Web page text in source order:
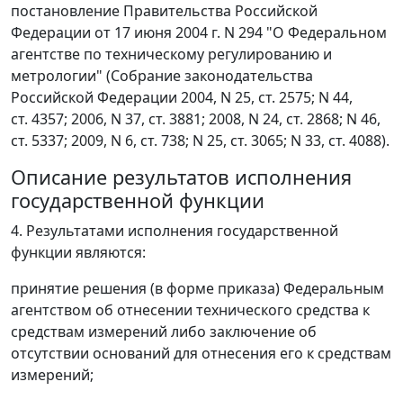
постановление Правительства Российской
Федерации от 17 июня 2004 г. N 294 "О Федеральном
агентстве по техническому регулированию и
метрологии" (Собрание законодательства
Российской Федерации 2004, N 25, ст. 2575; N 44,
ст. 4357; 2006, N 37, ст. 3881; 2008, N 24, ст. 2868; N 46,
ст. 5337; 2009, N 6, ст. 738; N 25, ст. 3065; N 33, ст. 4088).
Описание результатов исполнения
государственной функции
4. Результатами исполнения государственной
функции являются:
принятие решения (в форме приказа) Федеральным
агентством об отнесении технического средства к
средствам измерений либо заключение об
отсутствии оснований для отнесения его к средствам
измерений;